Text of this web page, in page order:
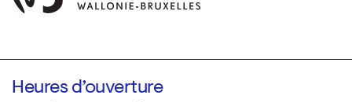
Heures d’ouverture